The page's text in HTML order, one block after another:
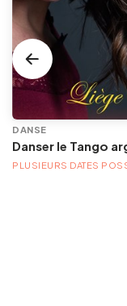
DANSE
Danser le Tango
PLUSIEURS DATES